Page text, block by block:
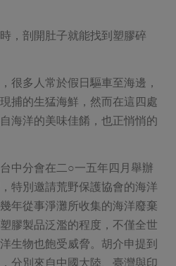
沖泡飲品
個人清潔
織品
圖書禮品
惜食
能源議題
減塑減廢
，剖開肚子就能找到塑膠碎
很多人常於假日驅車至海邊，
捕的生猛海鮮，然而在這四處
海洋的美味佳餚，也正悄悄的
中分會在二○一五年四月舉辦
特別邀請荒野保護協會的海洋
年從事淨灘所收集的海洋廢棄
膠製品泛濫的程度，不僅全世
生物也飽受威脅。胡介申提到
分別來自中國大陸、臺灣與印